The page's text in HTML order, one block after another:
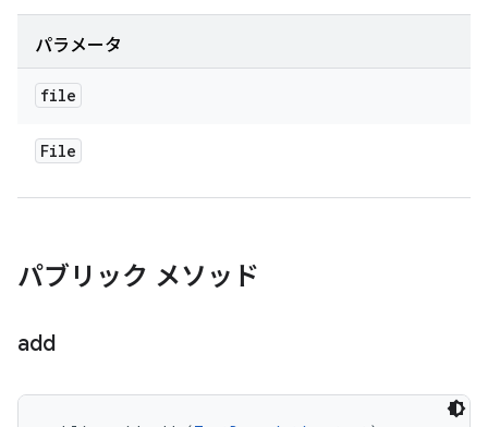
パラメータ
file
File
パブリック メソッド
add